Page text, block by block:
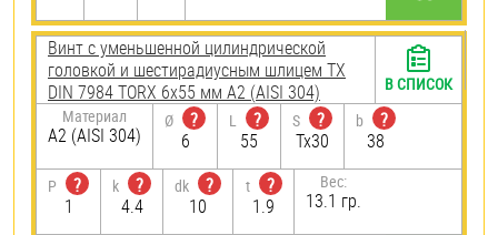
Винт с уменьшенной цилиндрической
головкой и шестирадиусным шлицем TX
DIN 7984 TORX 6х55 мм А2 (AISI 304)
Материал
А2 (AISI 304)
Ø
?
6
L
?
55
S
?
Tx30
b
?
38
P
?
1
k
?
4.4
dk
?
10
t
?
1.9
Вес:
13.1 гр.
В СПИСОК